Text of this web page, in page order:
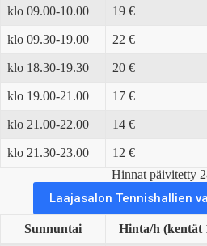
klo 09.00-10.00 19 €
klo 09.30-19.00 22 €
klo 18.30-19.30 20 €
klo 19.00-21.00 17 €
klo 21.00-22.00 14 €
klo 21.30-23.00 12 €
Hinnat päivitetty
Laajasalon Tennishallien
Sunnuntai Hinta/h (kentät